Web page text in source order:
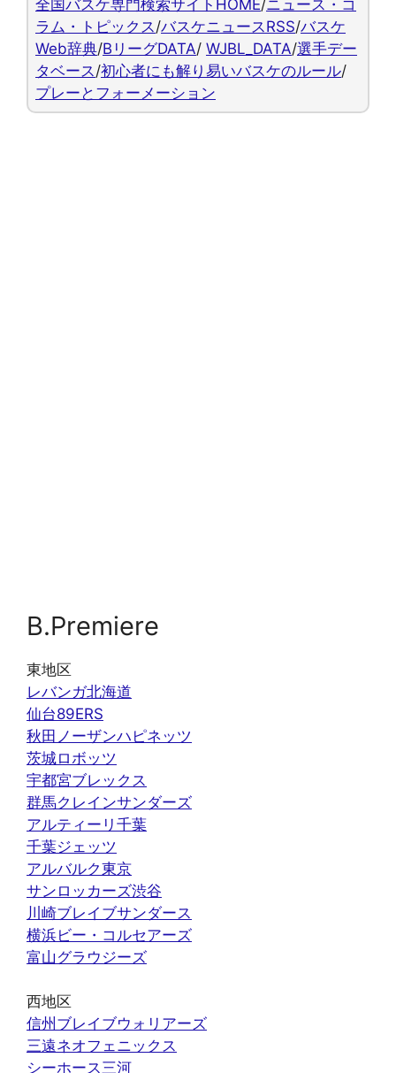
全国バスケ専門検索サイトHOME/ニュース・コ
ラム・トピックス /バスケニュースRSS/バスケ
Web辞典/BリーグDATA/ WJBL_DATA/選手デー
タベース /初心者にも解り易いバスケのルール/
プレーとフォーメーション
B.Premiere
東地区
レバンガ北海道
仙台89ERS
秋田ノーザンハピネッツ
茨城ロボッツ
宇都宮ブレックス
群馬クレインサンダーズ
アルティーリ千葉
千葉ジェッツ
アルバルク東京
サンロッカーズ渋谷
川崎ブレイブサンダース
横浜ビー・コルセアーズ
富山グラウジーズ
西地区
信州ブレイブウォリアーズ
三遠ネオフェニックス
シーホース三河